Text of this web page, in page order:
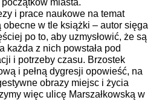
i prace naukowe na temat
w tle książki – autor sięga
po to, aby uzmysłowić, że są
każda z nich powstała pod
i potrzeby czasu. Brzostek
i pełną dygresji opowieść, na
obrazy miejsc i życia
więc ulicę Marszałkowską w